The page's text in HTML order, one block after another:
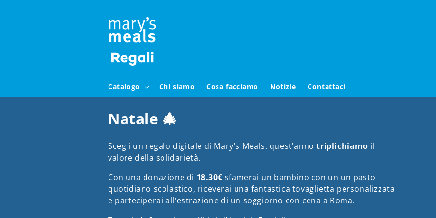
Catalogo Chi siamo Cosa facciamo Notizie Contattaci
C
l
l
e
z
Natale 🎄
Scegli un regalo digitale di Mary's Meals: quest'anno triplichiamo il
valore della solidarietà.
Con una donazione di 18.30€ sfamerai un bambino con un un pasto
quotidiano scolastico, riceverai una fantastica tovaglietta personalizzata
e parteciperai all'estrazione di un soggiorno con cena a Roma.